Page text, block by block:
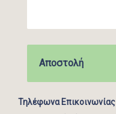
Τηλέφωνα Επικοινωνίας